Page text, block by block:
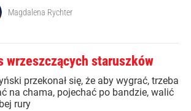
Magdalena Rychter
wrzeszczących staruszków
przekonał się, że aby wygrać, trzeba
na chama, pojechać po bandzie, walić
rury